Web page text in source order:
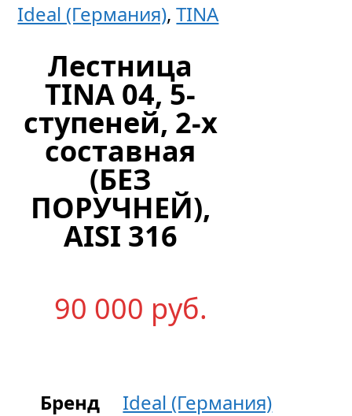
Ideal (Германия),TINA
Лестница
TINA 04, 5-
ступеней, 2-х
составная
(БЕЗ
ПОРУЧНЕЙ),
AISI 316
90 000 руб.
Бренд Ideal (Германия)